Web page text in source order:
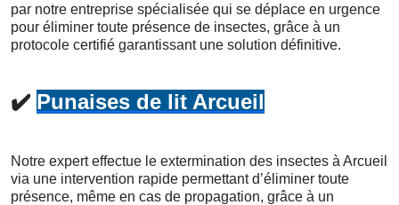
par notre entreprise spécialisée qui se déplace en urgence
pour éliminer toute présence de insectes, grâce à un
protocole certifié garantissant une solution définitive.
✔️ Punaises de lit Arcueil
Notre expert effectue le extermination des insectes à Arcueil
via une intervention rapide permettant d’éliminer toute
présence, même en cas de propagation, grâce à un